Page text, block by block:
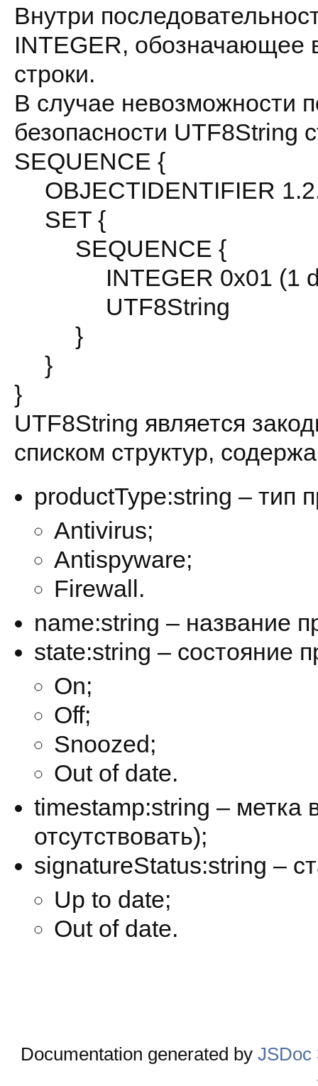
Внутри
INTEGER, обозначающее
строки.
В случае невозможности
безопасности UTF8String
SEQUENCE {
OBJECTIDENTIFIER
SET {
SEQUENCE {
INTEGER 0x01 (1
UTF8String
}
}
}
UTF8String является
списком структур,
productType:string – тип
Antivirus;
Antispyware;
Firewall.
name:string – название
state:string – состояние
On;
Off;
Snoozed;
Out of date.
timestamp:string – метка
отсутствовать);
signatureStatus:string –
Up to date;
Out of date.
Documentation generated byJSDoc